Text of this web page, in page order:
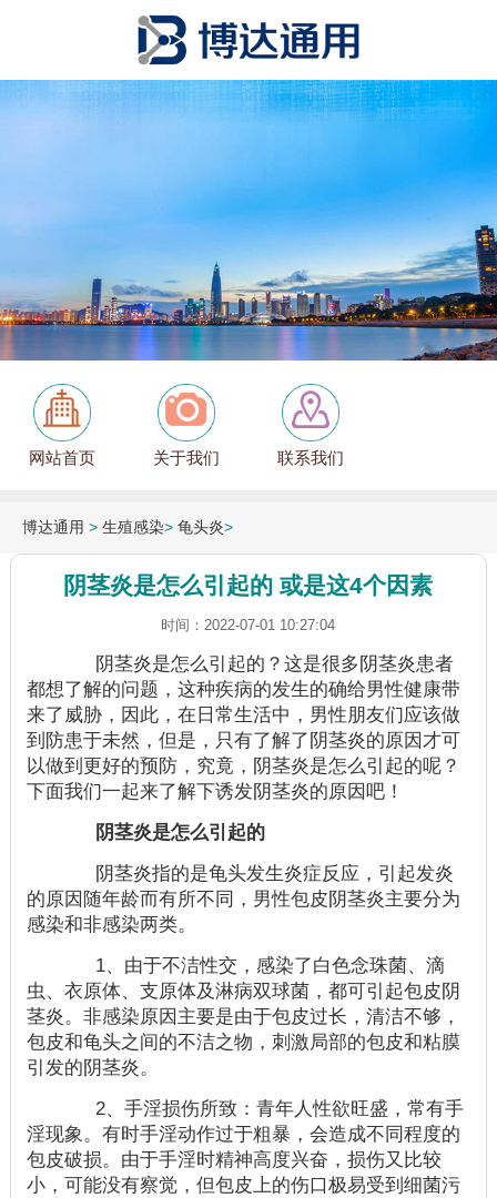
网站首页 关于我们 联系我们
博达通用 > 生殖感染> 龟头炎>
阴茎炎是怎么引起的 或是这4个因素
时间：2022-07-01 10:27:04
阴茎炎是怎么引起的？这是很多阴茎炎患者
都想了解的问题，这种疾病的发生的确给男性健康带
来了威胁，因此，在日常生活中，男性朋友们应该做
到防患于未然，但是，只有了解了阴茎炎的原因才可
以做到更好的预防，究竟，阴茎炎是怎么引起的呢？
下面我们一起来了解下诱发阴茎炎的原因吧！
阴茎炎是怎么引起的
阴茎炎指的是龟头发生炎症反应，引起发炎
的原因随年龄而有所不同，男性包皮阴茎炎主要分为
感染和非感染两类。
1、由于不洁性交，感染了白色念珠菌、滴
虫、衣原体、支原体及淋病双球菌，都可引起包皮阴
茎炎。非感染原因主要是由于包皮过长，清洁不够，
包皮和龟头之间的不洁之物，刺激局部的包皮和粘膜
引发的阴茎炎。
2、手淫损伤所致：青年人性欲旺盛，常有手
淫现象。有时手淫动作过于粗暴，会造成不同程度的
包皮破损。由于手淫时精神高度兴奋，损伤又比较
小，可能没有察觉，但包皮上的伤口极易受到细菌污